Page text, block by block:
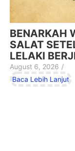
BENARKAH
SALAT
LELAKI
August 6, 2026 /
Baca Lebih Lanjut